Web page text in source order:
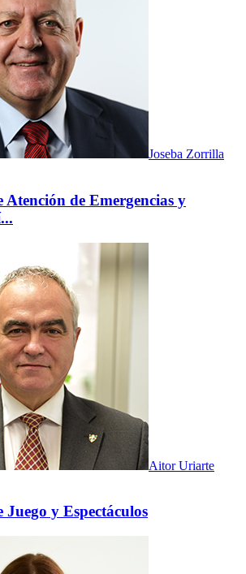
Joseba Zorrilla
Atención de Emergencias y
Aitor Uriarte
Juego y Espectáculos